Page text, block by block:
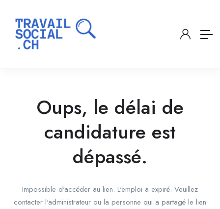
Oups, le délai de
candidature est
dépassé.
Impossible d'accéder au lien. L'emploi a expiré. Veuillez
contacter l'administrateur ou la personne qui a partagé le lien